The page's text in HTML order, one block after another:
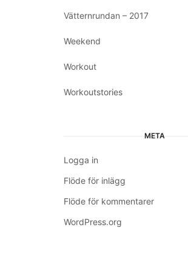
Vätternrundan – 2017
Weekend
Workout
Workoutstories
META
Logga in
Flöde för inlägg
Flöde för kommentarer
WordPress.org